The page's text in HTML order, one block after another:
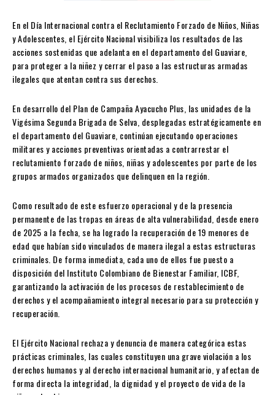
En el Día Internacional contra el Reclutamiento Forzado de Niños, Niñas
y Adolescentes, el Ejército Nacional visibiliza los resultados de las
acciones sostenidas que adelanta en el departamento del Guaviare,
para proteger a la niñez y cerrar el paso a las estructuras armadas
ilegales que atentan contra sus derechos.
En desarrollo del Plan de Campaña Ayacucho Plus, las unidades de la
Vigésima Segunda Brigada de Selva, desplegadas estratégicamente en
el departamento del Guaviare, continúan ejecutando operaciones
militares y acciones preventivas orientadas a contrarrestar el
reclutamiento forzado de niños, niñas y adolescentes por parte de los
grupos armados organizados que delinquen en la región.
Como resultado de este esfuerzo operacional y de la presencia
permanente de las tropas en áreas de alta vulnerabilidad, desde enero
de 2025 a la fecha, se ha logrado la recuperación de 19 menores de
edad que habían sido vinculados de manera ilegal a estas estructuras
criminales. De forma inmediata, cada uno de ellos fue puesto a
disposición del Instituto Colombiano de Bienestar Familiar, ICBF,
garantizando la activación de los procesos de restablecimiento de
derechos y el acompañamiento integral necesario para su protección y
recuperación.
El Ejército Nacional rechaza y denuncia de manera categórica estas
prácticas criminales, las cuales constituyen una grave violación a los
derechos humanos y al derecho internacional humanitario, y afectan de
forma directa la integridad, la dignidad y el proyecto de vida de la